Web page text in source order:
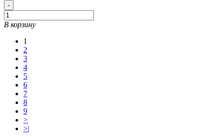
-
В корзину
1
2
3
4
5
6
7
8
9
>
>|